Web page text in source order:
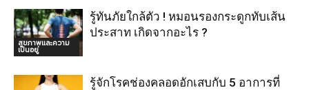
สุขภาพและความ
เป็นอยู่
รู้ทันภัยใกล้ตัว ! หมอนรองกระดูกทับเส้น
ประสาท เกิดจากอะไร ?
รู้จักโรคช่องคลอดอักเสบกับ 5 อาการที่